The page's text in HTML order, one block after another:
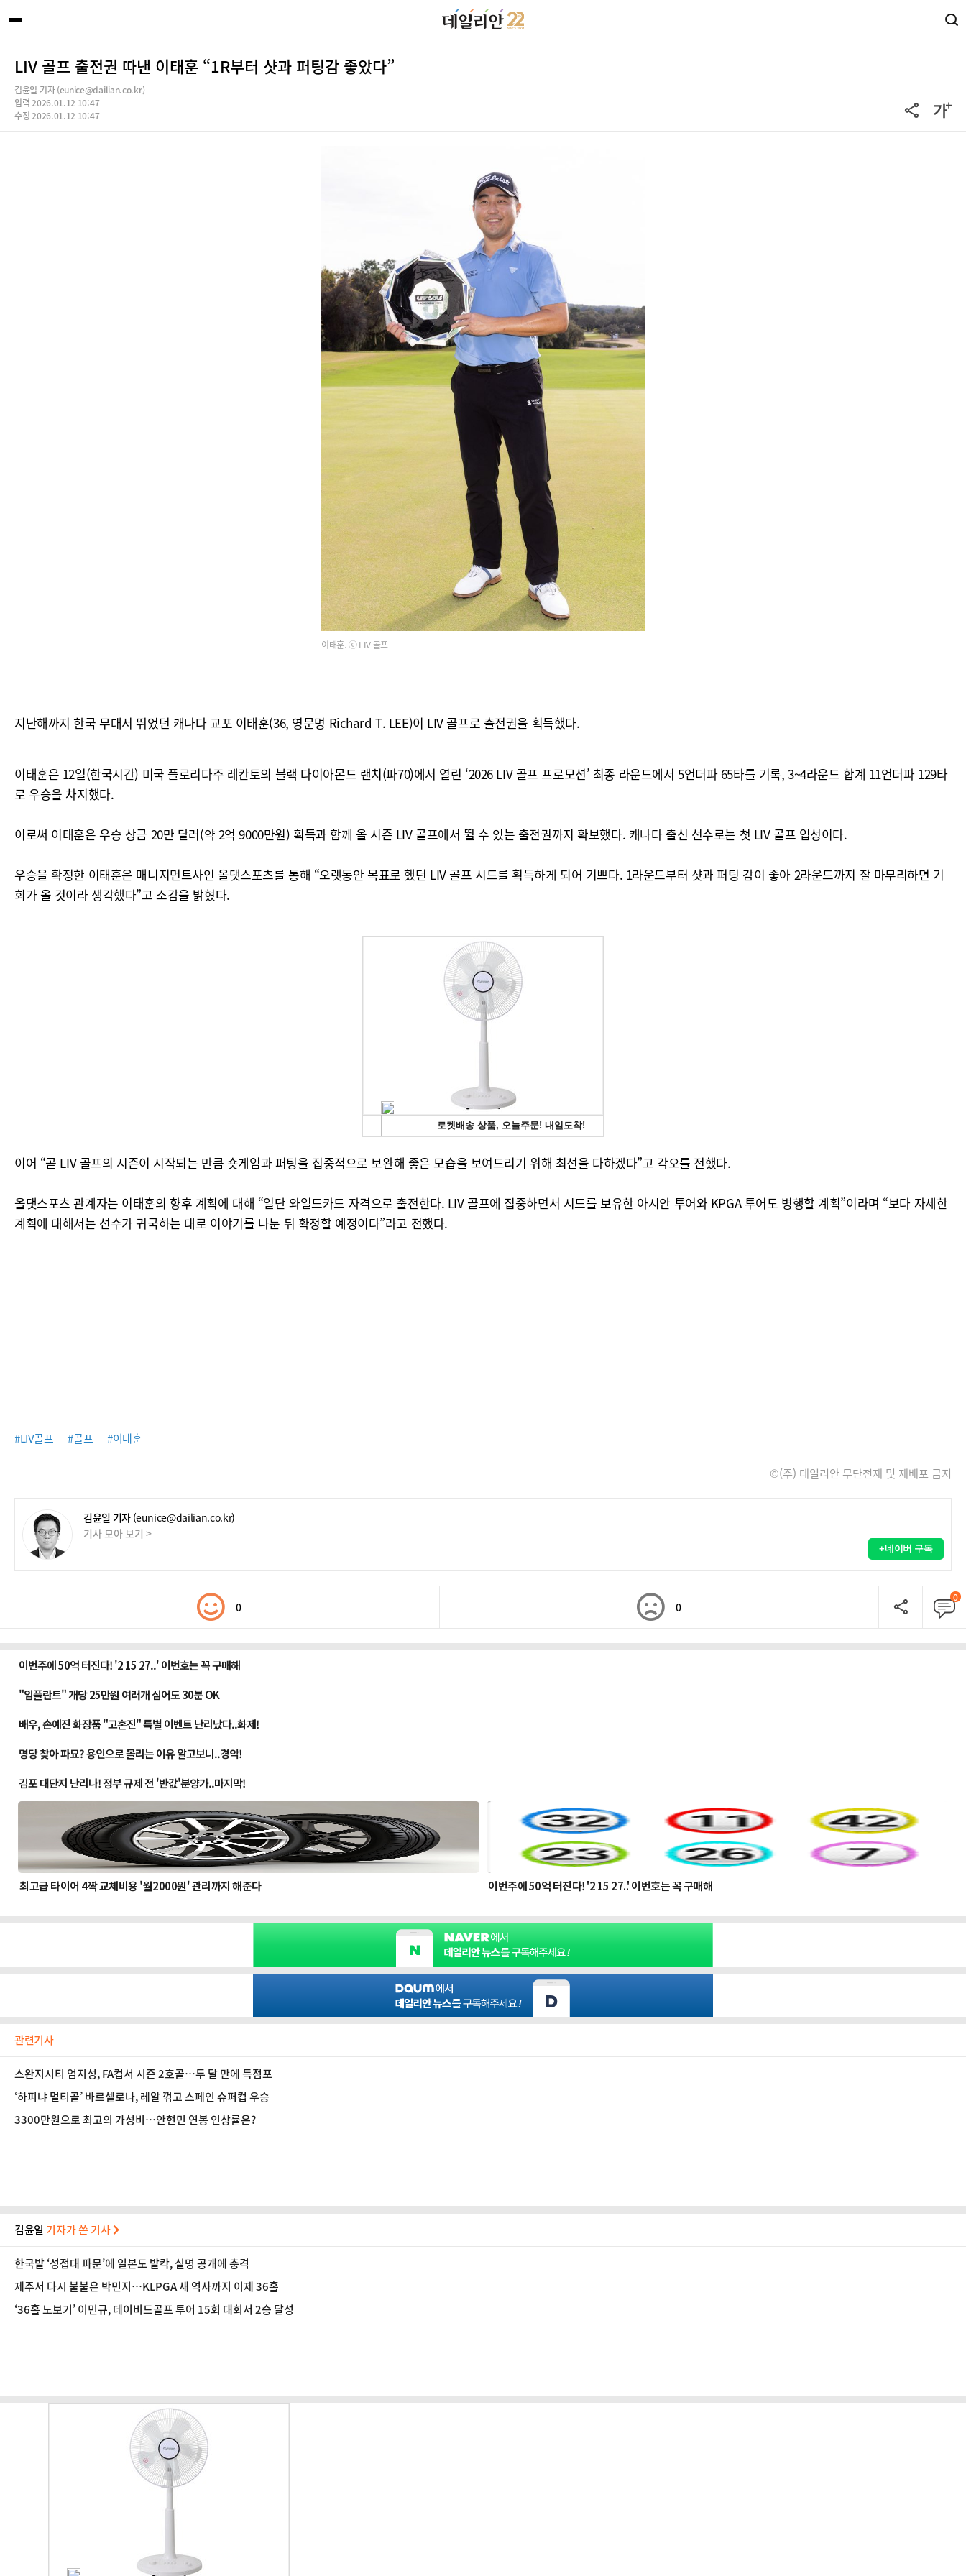
LIV 골프 출전권 따낸 이태훈 “1R부터 샷과 퍼팅감 좋았다”
김윤일 기자 (eunice@dailian.co.kr)
입력 2026.01.12 10:47
수정 2026.01.12 10:47
이태훈. ⓒ LIV 골프
지난해까지 한국 무대서 뛰었던 캐나다 교포 이태훈(36, 영문명 Richard T. LEE)이 LIV 골프로 출전권을 획득했다.
이태훈은 12일(한국시간) 미국 플로리다주 레칸토의 블랙 다이아몬드 랜치(파70)에서 열린 ‘2026 LIV 골프 프로모션’ 최종 라운드에서 5언더파 65타를 기록, 3~4라운드 합계 11언더파 129타
로 우승을 차지했다.
이로써 이태훈은 우승 상금 20만 달러(약 2억 9000만원) 획득과 함께 올 시즌 LIV 골프에서 뛸 수 있는 출전권까지 확보했다. 캐나다 출신 선수로는 첫 LIV 골프 입성이다.
우승을 확정한 이태훈은 매니지먼트사인 올댓스포츠를 통해 “오랫동안 목표로 했던 LIV 골프 시드를 획득하게 되어 기쁘다. 1라운드부터 샷과 퍼팅 감이 좋아 2라운드까지 잘 마무리하면 기
회가 올 것이라 생각했다”고 소감을 밝혔다.
이어 “곧 LIV 골프의 시즌이 시작되는 만큼 숏게임과 퍼팅을 집중적으로 보완해 좋은 모습을 보여드리기 위해 최선을 다하겠다”고 각오를 전했다.
올댓스포츠 관계자는 이태훈의 향후 계획에 대해 “일단 와일드카드 자격으로 출전한다. LIV 골프에 집중하면서 시드를 보유한 아시안 투어와 KPGA 투어도 병행할 계획”이라며 “보다 자세한
계획에 대해서는 선수가 귀국하는 대로 이야기를 나눈 뒤 확정할 예정이다”라고 전했다.
#LIV골프 #골프 #이태훈
©(주) 데일리안 무단전재 및 재배포 금지
김윤일 기자 (eunice@dailian.co.kr)
기사 모아 보기 >
+네이버 구독
0 0
0
관련기사
스완지시티 엄지성, FA컵서 시즌 2호골…두 달 만에 득점포
‘하피냐 멀티골’ 바르셀로나, 레알 꺾고 스페인 슈퍼컵 우승
3300만원으로 최고의 가성비…안현민 연봉 인상률은?
김윤일 기자가 쓴 기사
한국발 ‘성접대 파문’에 일본도 발칵, 실명 공개에 충격
제주서 다시 불붙은 박민지…KLPGA 새 역사까지 이제 36홀
‘36홀 노보기’ 이민규, 데이비드골프 투어 15회 대회서 2승 달성